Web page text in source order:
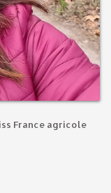
France agricole